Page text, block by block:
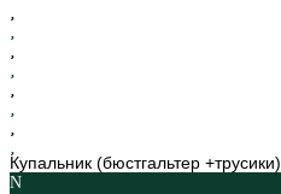
Купальник (бюстгальтер +трусики)